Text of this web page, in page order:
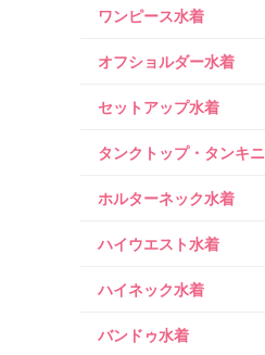
ワンピース水着
オフショルダー水着
セットアップ水着
タンクトップ・タンキニ
ホルターネック水着
ハイウエスト水着
ハイネック水着
バンドゥ水着